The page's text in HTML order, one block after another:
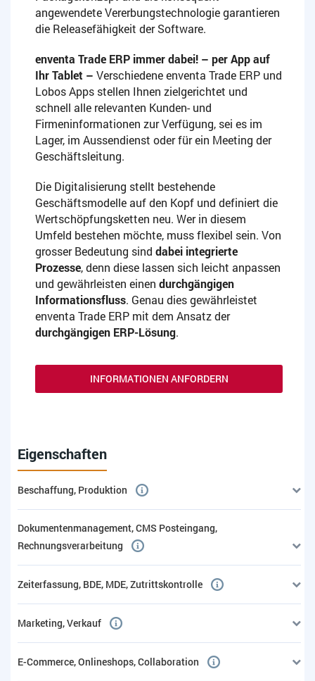
angewendete Vererbungstechnologie garantieren
die Releasefähigkeit der Software.
enventa Trade ERP immer dabei! – per App auf
Ihr Tablet – Verschiedene enventa Trade ERP und
Lobos Apps stellen Ihnen zielgerichtet und
schnell alle relevanten Kunden- und
Firmeninformationen zur Verfügung, sei es im
Lager, im Aussendienst oder für ein Meeting der
Geschäftsleitung.
Die Digitalisierung stellt bestehende
Geschäftsmodelle auf den Kopf und definiert die
Wertschöpfungsketten neu. Wer in diesem
Umfeld bestehen möchte, muss flexibel sein. Von
grosser Bedeutung sind dabei integrierte
Prozesse, denn diese lassen sich leicht anpassen
und gewährleisten einen durchgängigen
Informationsfluss. Genau dies gewährleistet
enventa Trade ERP mit dem Ansatz der
durchgängigen ERP-Lösung.
INFORMATIONEN ANFORDERN
Eigenschaften
Beschaffung, Produktion
Dokumentenmanagement, CMS Posteingang,
Rechnungsverarbeitung
Zeiterfassung, BDE, MDE, Zutrittskontrolle
Marketing, Verkauf
E-Commerce, Onlineshops, Collaboration